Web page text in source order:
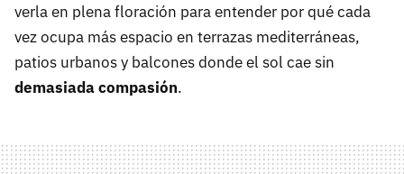
verla en plena floración para entender por qué cada
vez ocupa más espacio en terrazas mediterráneas,
patios urbanos y balcones donde el sol cae sin
demasiada compasión.